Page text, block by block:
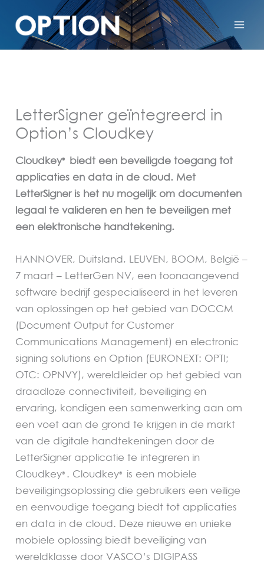
LetterSigner geïntegreerd in
Option’s Cloudkey
Cloudkey® biedt een beveiligde toegang tot
applicaties en data in de cloud. Met
LetterSigner is het nu mogelijk om documenten
legaal te valideren en hen te beveiligen met
een elektronische handtekening.
HANNOVER, Duitsland, LEUVEN, BOOM, België –
7 maart – LetterGen NV, een toonaangevend
software bedrijf gespecialiseerd in het leveren
van oplossingen op het gebied van DOCCM
(Document Output for Customer
Communications Management) en electronic
signing solutions en Option (EURONEXT: OPTI;
OTC: OPNVY), wereldleider op het gebied van
draadloze connectiviteit, beveiliging en
ervaring, kondigen een samenwerking aan om
een voet aan de grond te krijgen in de markt
van de digitale handtekeningen door de
LetterSigner applicatie te integreren in
Cloudkey® . Cloudkey® is een mobiele
beveiligingsoplossing die gebruikers een veilige
en eenvoudige toegang biedt tot applicaties
en data in de cloud. Deze nieuwe en unieke
mobiele oplossing biedt beveiliging van
wereldklasse door VASCO’s DIGIPASS